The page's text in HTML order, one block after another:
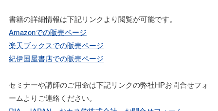
書籍の詳細情報は下記リンクより閲覧が可能です。
Amazonでの販売ページ
楽天ブックスでの販売ページ
紀伊国屋書店での販売ページ
セミナーや講師のご用命は下記リンクの弊社HPお問合せフォ
ームよりご連絡ください。